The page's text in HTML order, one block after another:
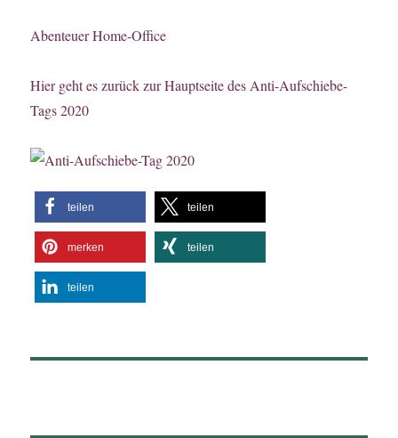
Abenteuer Home-Office
Hier geht es zurück zur Hauptseite des Anti-Aufschiebe-
Tags 2020
teilen teilen
merken teilen
teilen